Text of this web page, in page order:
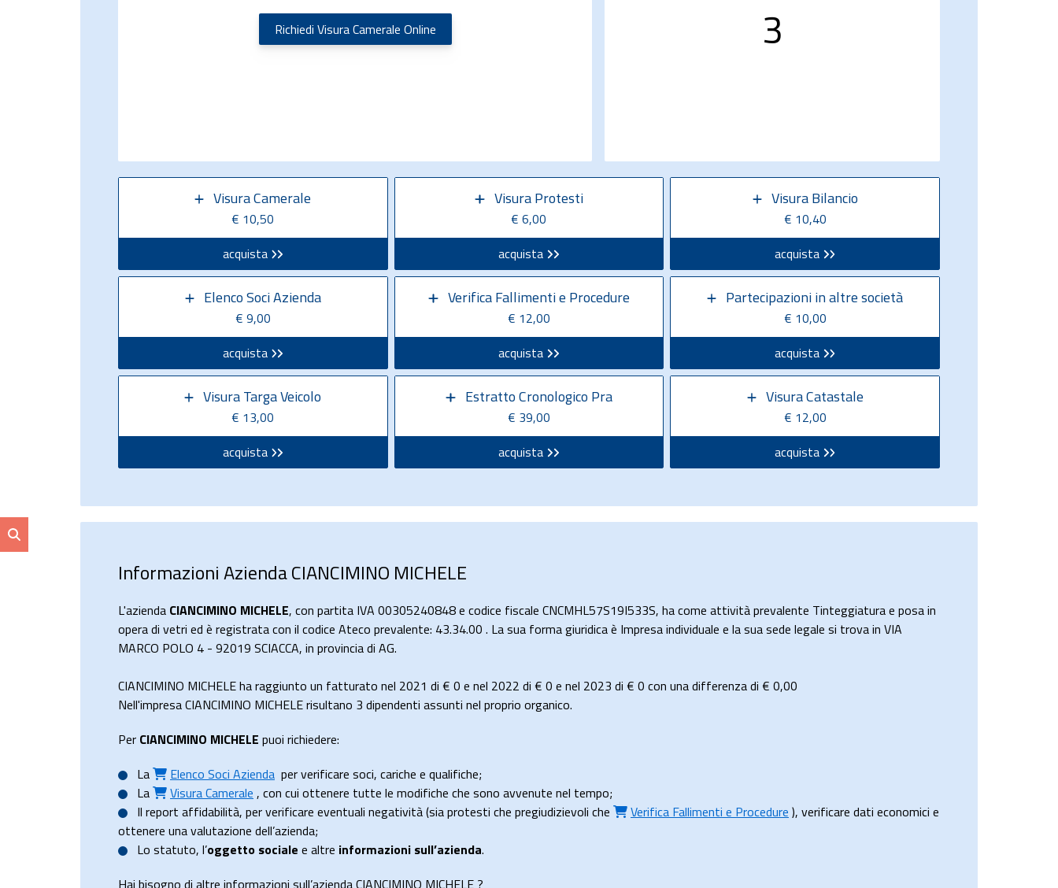
Richiedi Visura Camerale Online 3
Visura Camerale
€ 10,50
acquista
Visura Protesti
€ 6,00
acquista
Visura Bilancio
€ 10,40
acquista
Elenco Soci Azienda
€ 9,00
acquista
Verifica Fallimenti e Procedure
€ 12,00
acquista
Partecipazioni in altre società
€ 10,00
acquista
Visura Targa Veicolo
€ 13,00
acquista
Estratto Cronologico Pra
€ 39,00
acquista
Visura Catastale
€ 12,00
acquista
Informazioni Azienda CIANCIMINO MICHELE
L'azienda CIANCIMINO MICHELE, con partita IVA 00305240848 e codice fiscale CNCMHL57S19I533S, ha come attività prevalente Tinteggiatura e posa in
opera di vetri ed è registrata con il codice Ateco prevalente: 43.34.00 . La sua forma giuridica è Impresa individuale e la sua sede legale si trova in VIA
MARCO POLO 4 - 92019 SCIACCA, in provincia di AG.
CIANCIMINO MICHELE ha raggiunto un fatturato nel 2021 di € 0 e nel 2022 di € 0 e nel 2023 di € 0 con una differenza di € 0,00
Nell'impresa CIANCIMINO MICHELE risultano 3 dipendenti assunti nel proprio organico.
Per CIANCIMINO MICHELE puoi richiedere:
La
Elenco Soci Azienda per verificare soci, cariche e qualifiche;
La
Visura Camerale , con cui ottenere tutte le modifiche che sono avvenute nel tempo;
Il report affidabilità, per verificare eventuali negatività (sia protesti che pregiudizievoli che Verifica Fallimenti e Procedure ), verificare dati economici e
ottenere una valutazione dell’azienda;
Lo statuto, l’oggetto sociale e altre informazioni sull’azienda.
Hai bisogno di altre informazioni sull’azienda CIANCIMINO MICHELE ?